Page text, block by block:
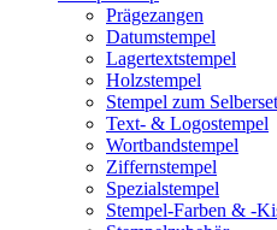
Prägezangen
Datumstempel
Lagertextstempel
Holzstempel
Stempel zum
Text- & Logostempel
Wortbandstempel
Ziffernstempel
Spezialstempel
Stempel-Farben & -